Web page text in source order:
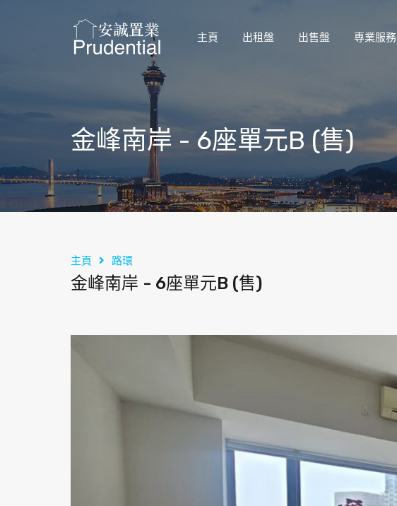
主頁 出租盤 出售盤 專業服務
金峰南岸 - 6座單元B (售)
主頁 路環
金峰南岸 - 6座單元B (售)